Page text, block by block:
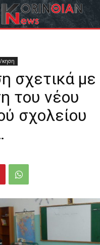
κηση
σχετικά με
του νέου
σχολείου